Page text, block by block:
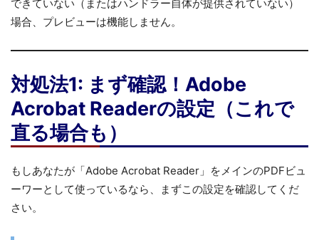
できていない（またはハンドラー自体が提供されていない）
場合、プレビューは機能しません。
対処法1: まず確認！Adobe
Acrobat Readerの設定（これで
直る場合も）
もしあなたが「Adobe Acrobat Reader」をメインのPDFビュ
ーワーとして使っているなら、まずこの設定を確認してくだ
さい。